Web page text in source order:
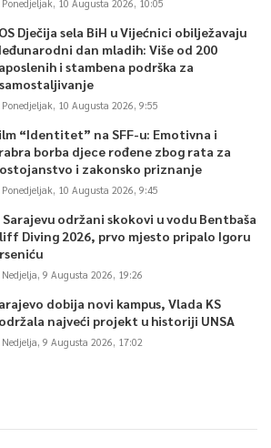
Ponedjeljak, 10 Augusta 2026, 10:05
Dječija sela BiH u Vijećnici obilježavaju
dan mladih: Više od 200
i stambena podrška za
Ponedjeljak, 10 Augusta 2026, 9:55
“Identitet” na SFF-u: Emotivna i
borba djece rođene zbog rata za
i zakonsko priznanje
Ponedjeljak, 10 Augusta 2026, 9:45
Sarajevu održani skokovi u vodu Bentbaša
Diving 2026, prvo mjesto pripalo Igoru
Nedjelja, 9 Augusta 2026, 19:26
dobija novi kampus, Vlada KS
najveći projekt u historiji UNSA
Nedjelja, 9 Augusta 2026, 17:02